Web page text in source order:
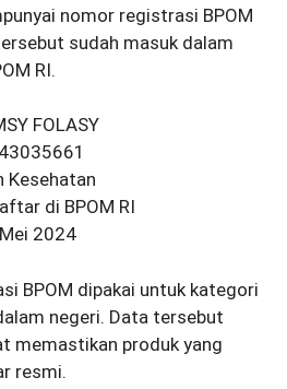
nomor registrasi BPOM
sudah masuk dalam
RI.
FOLASY
Kesehatan
di BPOM RI
2024
BPOM dipakai untuk kategori
negeri. Data tersebut
memastikan produk yang
resmi.